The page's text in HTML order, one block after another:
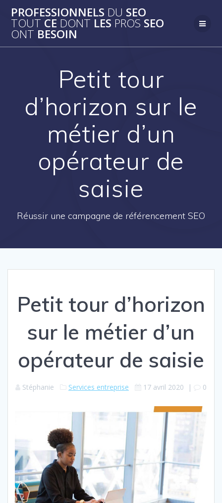
au
contenu
PROFESSIONNELS DU SEO
TOUT CE DONT LES PROS SEO
ONT BESOIN
Petit tour
d’horizon sur le
métier d’un
opérateur de
saisie
Réussir une campagne de référencement SEO
Petit tour d’horizon
sur le métier d’un
opérateur de saisie
Stéphanie Services entreprise 17 avril 2020 | 0